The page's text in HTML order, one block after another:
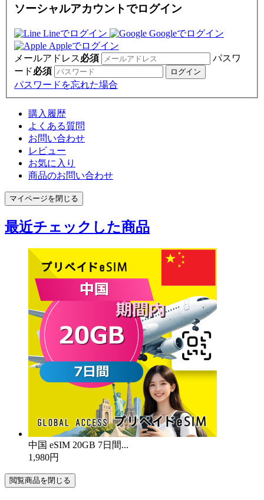
ソーシャルアカウントでログイン
Lineでログイン
Googleでログイン
Appleでログイン
メールアドレス必須
パスワ
ード必須
パスワードを忘れた場合
購入履歴
よくある質問
お問い合わせ
レビュー
お気に入り
商品のお問い合わせ
マイページを閉じる
最近チェックした商品
中国 eSIM 20GB 7日間...
1,980円
閲覧商品を閉じる